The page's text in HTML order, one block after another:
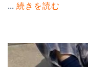
... 続きを読む